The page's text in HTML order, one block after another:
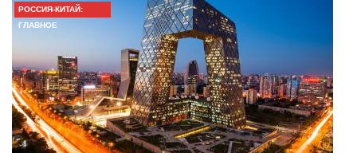
РОССИЯ-КИТАЙ:
ГЛАВНОЕ